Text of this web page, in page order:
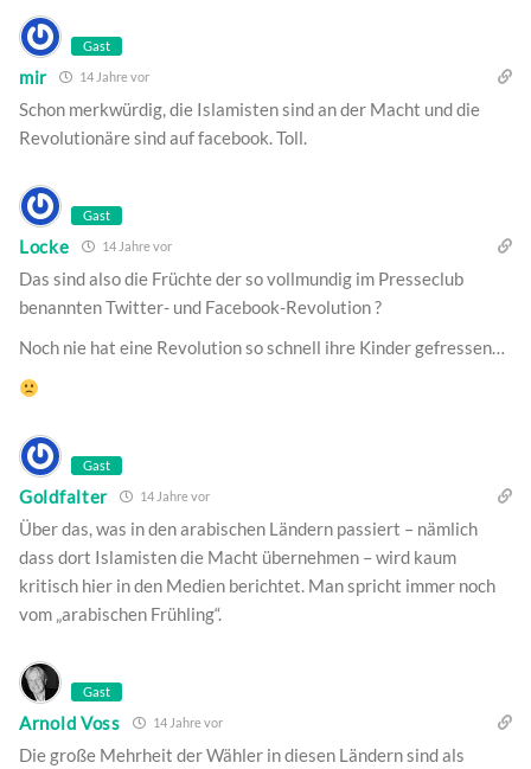
Gast
mir 14 Jahre vor
Schon merkwürdig, die Islamisten sind an der Macht und die
Revolutionäre sind auf facebook. Toll.
Gast
Locke 14 Jahre vor
Das sind also die Früchte der so vollmundig im Presseclub
benannten Twitter- und Facebook-Revolution ?
Noch nie hat eine Revolution so schnell ihre Kinder gefressen…
Gast
Goldfalter 14 Jahre vor
Über das, was in den arabischen Ländern passiert – nämlich
dass dort Islamisten die Macht übernehmen – wird kaum
kritisch hier in den Medien berichtet. Man spricht immer noch
vom „arabischen Frühling“.
Gast
Arnold Voss 14 Jahre vor
Die große Mehrheit der Wähler in diesen Ländern sind als